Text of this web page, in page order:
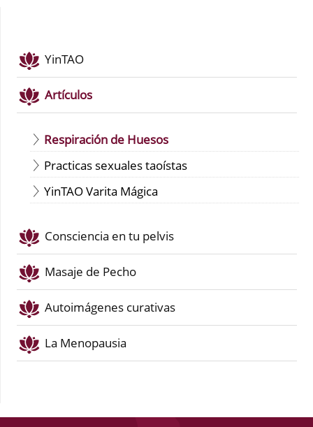
YinTAO
Artículos
Respiración de Huesos
Practicas sexuales taoístas
YinTAO Varita Mágica
Consciencia en tu pelvis
Masaje de Pecho
Autoimágenes curativas
La Menopausia